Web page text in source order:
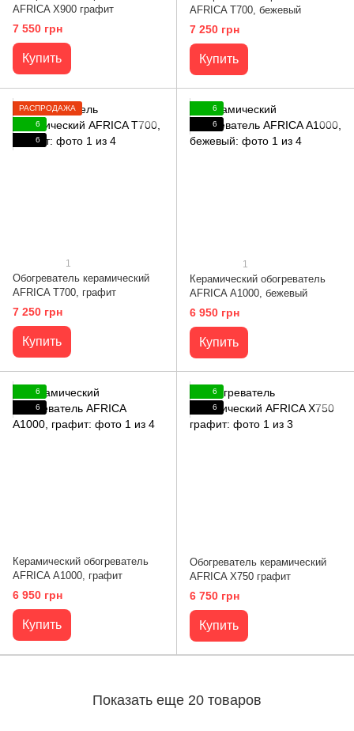
AFRICA X900 графит
7 550 грн
Купить
AFRICA Т700, бежевый
7 250 грн
Купить
РАСПРОДАЖА
6
6
1
Обогреватель керамический
AFRICA Т700, графит
7 250 грн
Купить
6
6
1
Керамический обогреватель
AFRICA А1000, бежевый
6 950 грн
Купить
6
6
Керамический обогреватель
AFRICA А1000, графит
6 950 грн
Купить
6
6
Обогреватель керамический
AFRICA X750 графит
6 750 грн
Купить
Показать еще 20 товаров